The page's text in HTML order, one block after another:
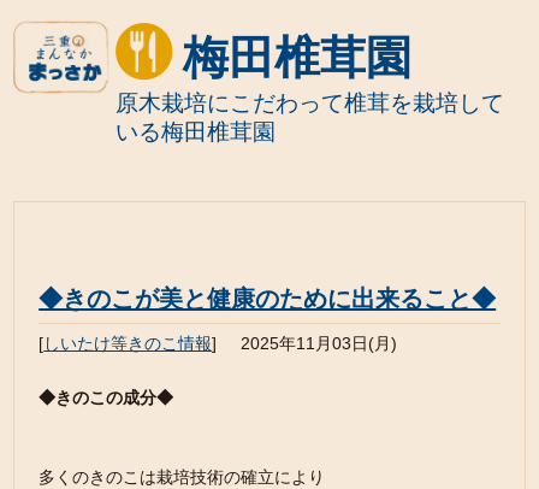
梅田椎茸園
原木栽培にこだわって椎茸を栽培して
いる梅田椎茸園
◆きのこが美と健康のために出来ること◆
[しいたけ等きのこ情報] 2025年11月03日(月)
◆きのこの成分◆
多くのきのこは栽培技術の確立により